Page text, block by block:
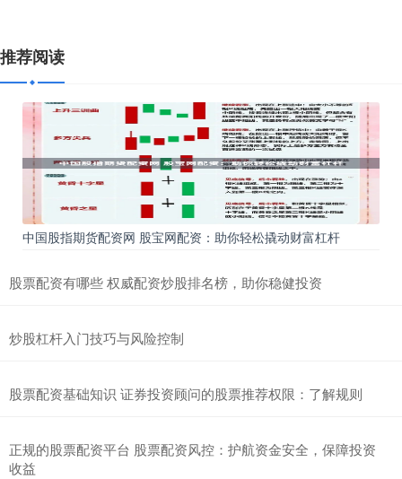
推荐阅读
中国股指期货配资网 股宝网配资：助你轻松撬动财富杠杆
股票配资有哪些 权威配资炒股排名榜，助你稳健投资
炒股杠杆入门技巧与风险控制
股票配资基础知识 证券投资顾问的股票推荐权限：了解规则
正规的股票配资平台 股票配资风控：护航资金安全，保障投资
收益